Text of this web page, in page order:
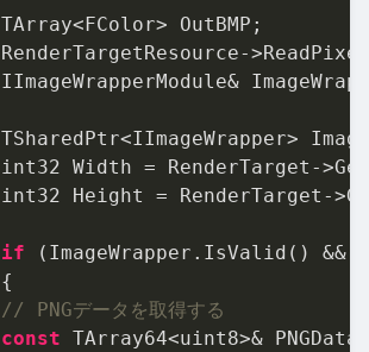
TArray<FColor> OutBMP;
RenderTargetResource-
IImageWrapperModule&
TSharedPtr<IImageWrapper>
int32 Width = RenderTarget-
int32 Height = RenderTarget-
if (ImageWrapper.IsValid() &&
// PNGデータを取得する
const TArray64<uint8>&